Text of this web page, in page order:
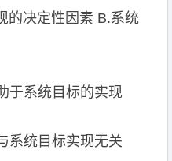
的决定性因素 B.系统
于系统目标的实现
系统目标实现无关